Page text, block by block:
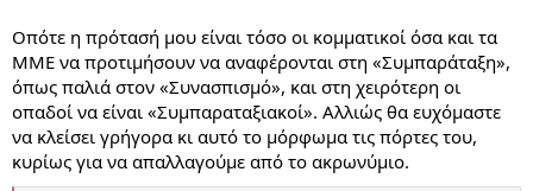
Οπότε η πρότασή μου είναι τόσο οι κομματικοί όσα και τα
ΜΜΕ να προτιμήσουν να αναφέρονται στη «Συμπαράταξη»,
όπως παλιά στον «Συνασπισμό», και στη χειρότερη οι
οπαδοί να είναι «Συμπαραταξιακοί». Αλλιώς θα ευχόμαστε
να κλείσει γρήγορα κι αυτό το μόρφωμα τις πόρτες του,
κυρίως για να απαλλαγούμε από το ακρωνύμιο.